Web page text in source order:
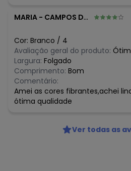
MARIA - CAMPOS DOS GOYTACAZES - RJ
Cor: Branco / 4
Avaliação geral do produto:
Largura: Folgado
Comprimento: Bom
Comentário:
Amei as cores fibrantes,achei
ótima qualidade
Ver todas as